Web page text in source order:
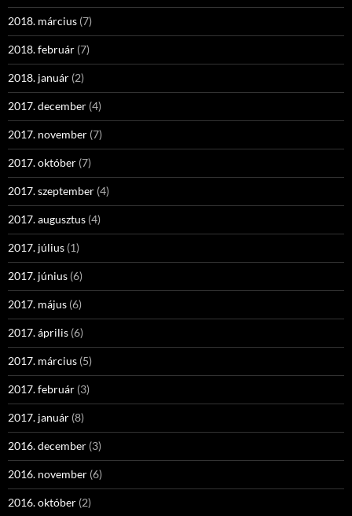
2018. március (7)
2018. február (7)
2018. január (2)
2017. december (4)
2017. november (7)
2017. október (7)
2017. szeptember (4)
2017. augusztus (4)
2017. július (1)
2017. június (6)
2017. május (6)
2017. április (6)
2017. március (5)
2017. február (3)
2017. január (8)
2016. december (3)
2016. november (6)
2016. október (2)